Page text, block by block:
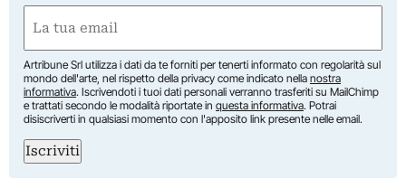
Nome
(Obbligatorio)
Artribune Srl utilizza i dati da te forniti per tenerti informato con regolarità sul
mondo dell'arte, nel rispetto della privacy come indicato nella nostra
informativa. Iscrivendoti i tuoi dati personali verranno trasferiti su MailChimp
e trattati secondo le modalità riportate in questa informativa. Potrai
disiscriverti in qualsiasi momento con l'apposito link presente nelle email.
Iscriviti